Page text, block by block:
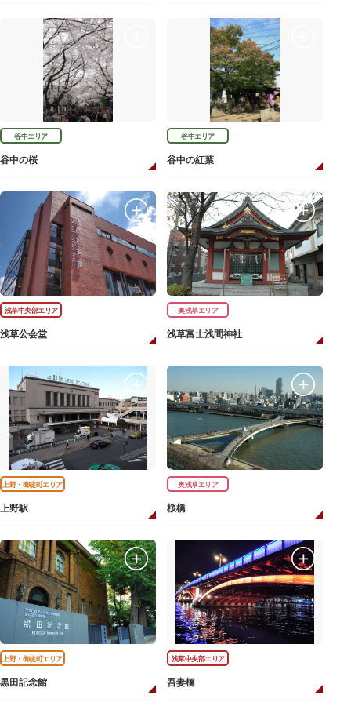
谷中エリア
谷中の桜
谷中エリア
谷中の紅葉
浅草中央部エリア
浅草公会堂
奥浅草エリア
浅草富士浅間神社
上野・御徒町エリア
上野駅
奥浅草エリア
桜橋
上野・御徒町エリア
黒田記念館
浅草中央部エリア
吾妻橋